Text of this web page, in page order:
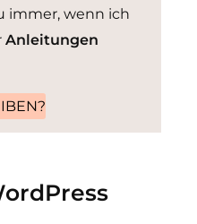
immer, wenn ich
Anleitungen